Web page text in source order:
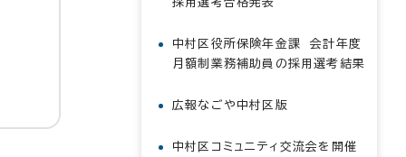
中村区役所保険年金課 会計年度
月額制業務補助員の採用選考結果
広報なごや中村区版
中村区コミュニティ交流会を開催